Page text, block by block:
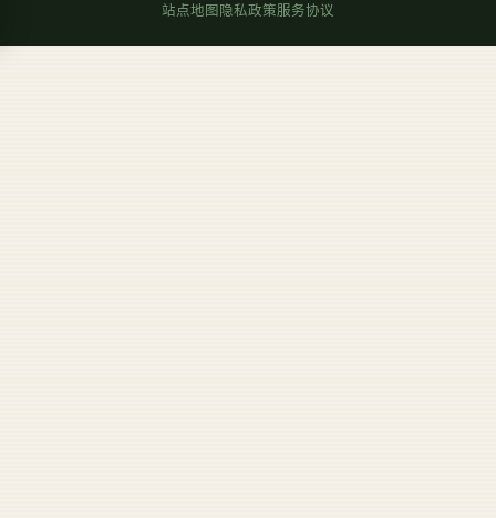
站点地图隐私政策服务协议